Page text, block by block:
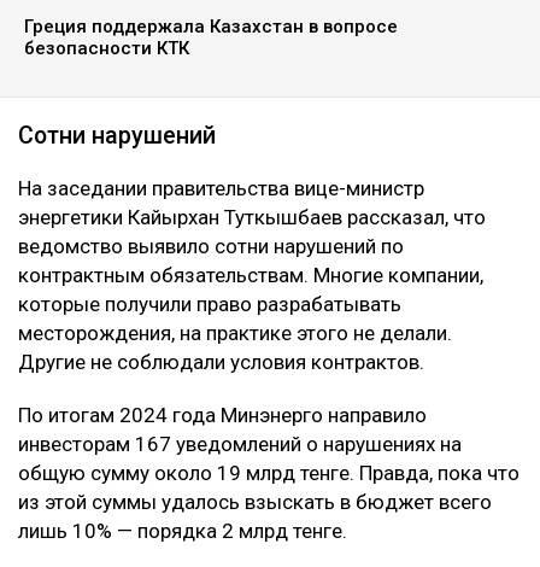
Греция поддержала Казахстан в вопросе
безопасности КТК
Сотни нарушений
На заседании правительства вице-министр
энергетики Кайырхан Туткышбаев рассказал, что
ведомство выявило сотни нарушений по
контрактным обязательствам. Многие компании,
которые получили право разрабатывать
месторождения, на практике этого не делали.
Другие не соблюдали условия контрактов.
По итогам 2024 года Минэнерго направило
инвесторам 167 уведомлений о нарушениях на
общую сумму около 19 млрд тенге. Правда, пока что
из этой суммы удалось взыскать в бюджет всего
лишь 10% — порядка 2 млрд тенге.